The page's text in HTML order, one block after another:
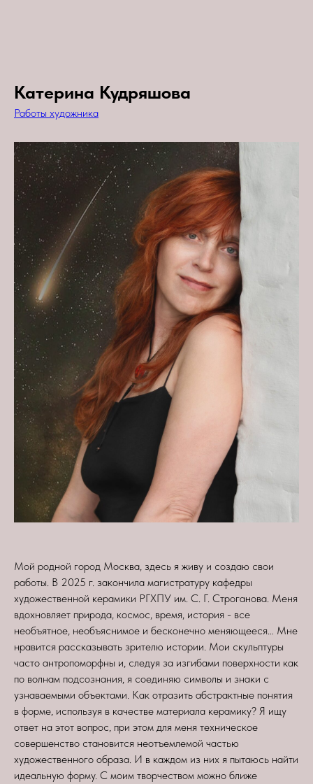
Катерина Кудряшова
Работы художника
Мой родной город Москва, здесь я живу и создаю свои
работы. В 2025 г. закончила магистратуру кафедры
художественной керамики РГХПУ им. С. Г. Строганова. Меня
вдохновляет природа, космос, время, история - все
необъятное, необъяснимое и бесконечно меняющееся… Мне
нравится рассказывать зрителю истории. Мои скульптуры
часто антропоморфны и, следуя за изгибами поверхности как
по волнам подсознания, я соединяю символы и знаки с
узнаваемыми объектами. Как отразить абстрактные понятия
в форме, используя в качестве материала керамику? Я ищу
ответ на этот вопрос, при этом для меня техническое
совершенство становится неотъемлемой частью
художественного образа. И в каждом из них я пытаюсь найти
идеальную форму. С моим творчеством можно ближе